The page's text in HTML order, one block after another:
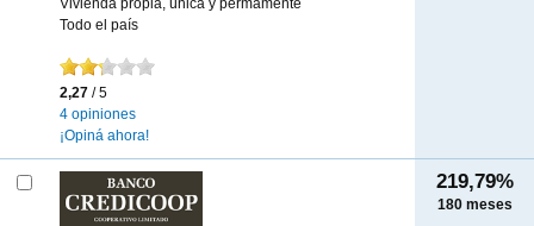
Vivienda propia, única y permamente
Todo el país
2,27 / 5
4 opiniones
¡Opiná ahora!
219,79%
180meses